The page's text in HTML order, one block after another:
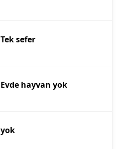
Tek sefer
Evde hayvan yok
yok